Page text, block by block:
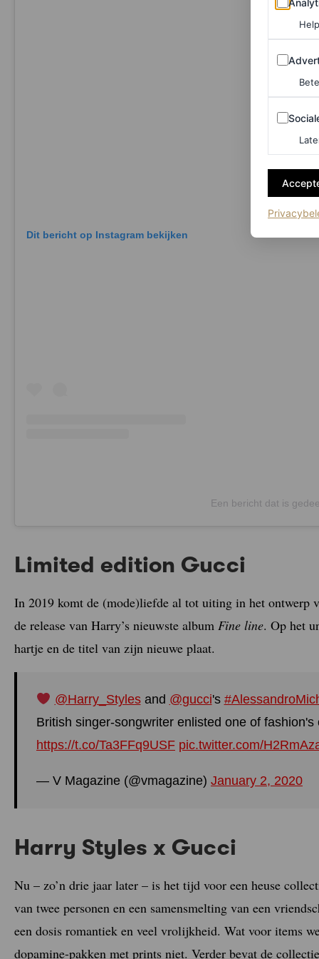
Dit bericht op Instagram bekijken
Een bericht dat is
Limited edition Gucci
In 2019 komt de (mode)liefde al tot uiting in het ontwerp
de release van Harry’s nieuwste album Fine line. Op het
hartje en de titel van zijn nieuwe plaat.
@Harry_Stylesand @gucci's
British singer-songwriter enlisted one of
https://t.co/Ta3FFq9USF pic.twitter.com/
— V Magazine (@vmagazine) January 2, 2020
Harry Styles x Gucci
Nu – zo’n drie jaar later – is het tijd voor een heuse
van twee personen en een samensmelting van een
een dosis romantiek en veel vrolijkheid. Wat voor items
dopamine-pakken met prints niet. Verder bevat de
Sociale